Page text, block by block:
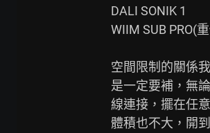
DALI SONIK 1
WIIM SUB PRO(
空間限制的關係
是一定要補，無
線連接，擺在任
體積也不大，開